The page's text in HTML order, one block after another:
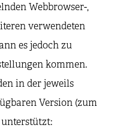
Webbrowser-,
verwendeten
es jedoch zu
kommen.
in der jeweils
Version (zum